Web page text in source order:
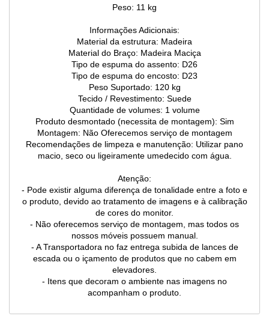
Peso: 11 kg
Informações Adicionais:
Material da estrutura: Madeira
Material do Braço: Madeira Maciça
Tipo de espuma do assento: D26
Tipo de espuma do encosto: D23
Peso Suportado: 120 kg
Tecido / Revestimento: Suede
Quantidade de volumes: 1 volume
Produto desmontado (necessita de montagem): Sim
Montagem: Não Oferecemos serviço de montagem
Recomendações de limpeza e manutenção: Utilizar pano
macio, seco ou ligeiramente umedecido com água.
Atenção:
- Pode existir alguma diferença de tonalidade entre a foto e
o produto, devido ao tratamento de imagens e à calibração
de cores do monitor.
- Não oferecemos serviço de montagem, mas todos os
nossos móveis possuem manual.
- A Transportadora no faz entrega subida de lances de
escada ou o içamento de produtos que no cabem em
elevadores.
- Itens que decoram o ambiente nas imagens no
acompanham o produto.